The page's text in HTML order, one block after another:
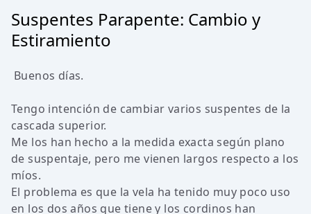
Suspentes Parapente: Cambio y
Estiramiento
Buenos días.
Tengo intención de cambiar varios suspentes de la
cascada superior.
Me los han hecho a la medida exacta según plano
de suspentaje, pero me vienen largos respecto a los
míos.
El problema es que la vela ha tenido muy poco uso
en los dos años que tiene y los cordinos han